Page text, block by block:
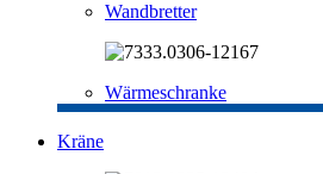
Wandbretter
Wärmeschranke
Kräne